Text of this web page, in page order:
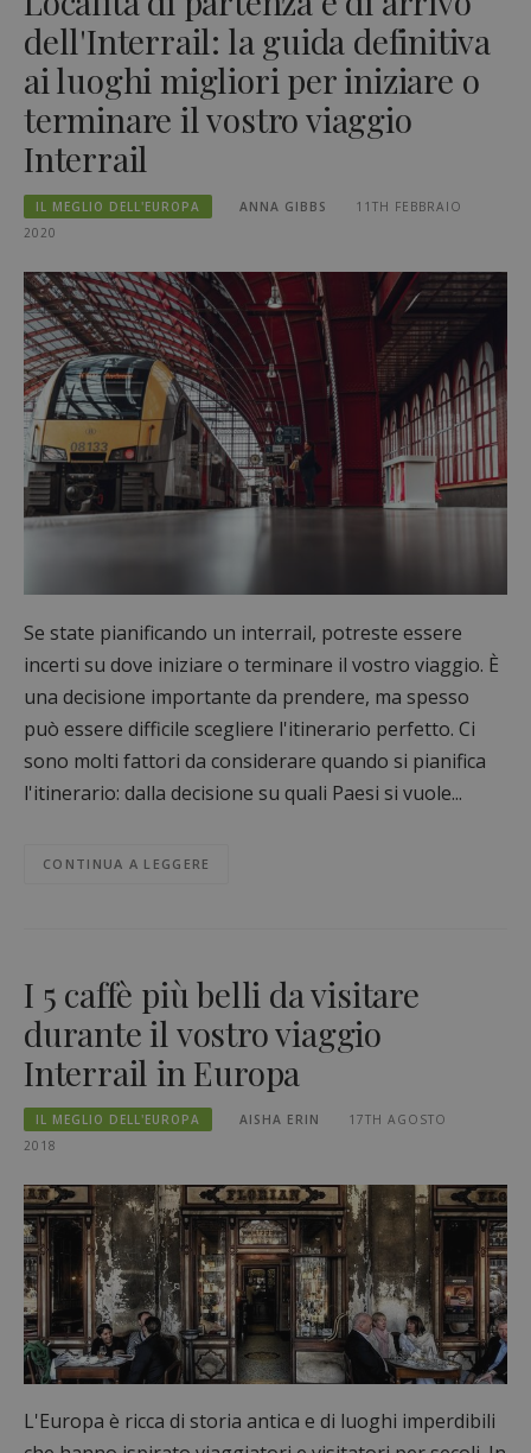
dell'Interrail: la guida definitiva
ai luoghi migliori per iniziare o
terminare il vostro viaggio
Interrail
IL MEGLIO DELL'EUROPA ANNA GIBBS
11TH FEBBRAIO
2020
Se state pianificando un interrail, potreste essere
incerti su dove iniziare o terminare il vostro viaggio. È
una decisione importante da prendere, ma spesso
può essere difficile scegliere l'itinerario perfetto. Ci
sono molti fattori da considerare quando si pianifica
l'itinerario: dalla decisione su quali Paesi si vuole...
CONTINUA A LEGGERE
I 5 caffè più belli da visitare
durante il vostro viaggio
Interrail in Europa
IL MEGLIO DELL'EUROPA AISHA ERIN
17TH AGOSTO
2018
L'Europa è ricca di storia antica e di luoghi imperdibili